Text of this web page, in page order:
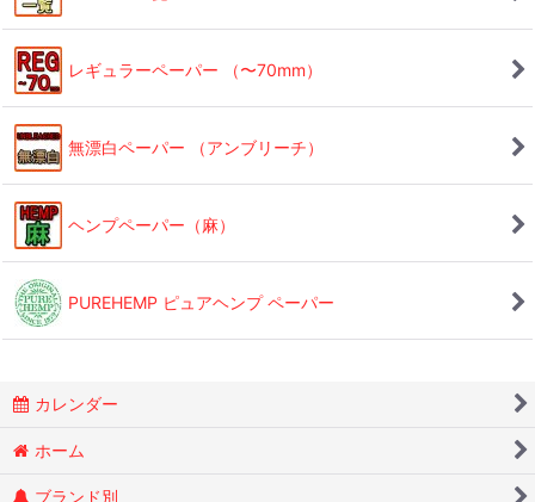
レギュラーペーパー （〜70mm）
無漂白ペーパー （アンブリーチ）
ヘンプペーパー（麻）
PUREHEMP ピュアヘンプ ペーパー
カレンダー
ホーム
ブランド別